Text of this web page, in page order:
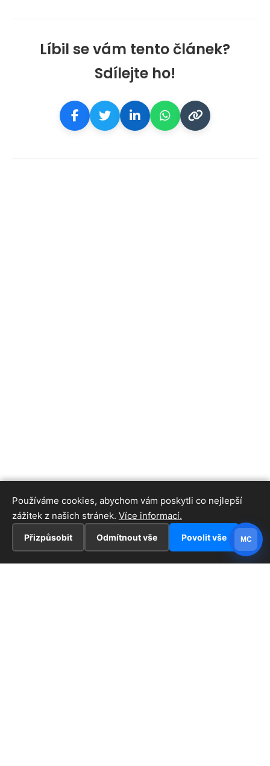
Líbil se vám tento článek?
Sdílejte ho!
Používáme cookies, abychom vám poskytli co nejlepší
zážitek z našich stránek. Více informací.
Přizpůsobit Odmítnout vše Povolit vše MC